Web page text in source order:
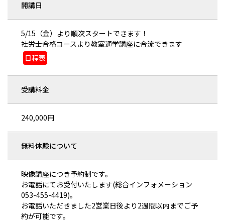
開講日
5/15（金）より順次スタートできます！
社労士合格コースより教室通学講座に合流できます
日程表
受講料金
240,000円
無料体験について
映像講座につき予約制です。
お電話にてお受付いたします(総合インフォメーション
053-455-4419)。
お電話いただきました2営業日後より2週間以内までご予
約が可能です。